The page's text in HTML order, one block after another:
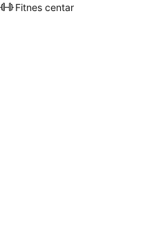
Fitnes centar